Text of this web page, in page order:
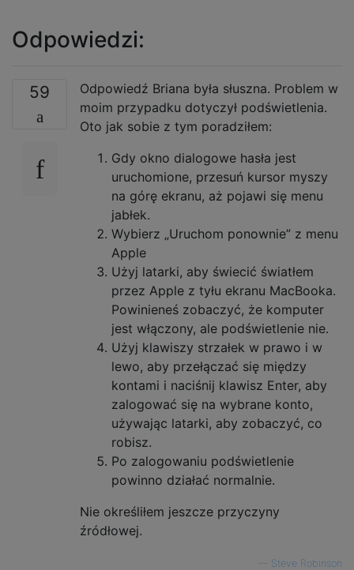
Odpowiedzi:
59
Odpowiedź Briana była słuszna. Problem w
moim przypadku dotyczył podświetlenia.
Oto jak sobie z tym poradziłem:
Gdy okno dialogowe hasła jest
uruchomione, przesuń kursor myszy
na górę ekranu, aż pojawi się menu
jabłek.
Wybierz „Uruchom ponownie” z menu
Apple
Użyj latarki, aby świecić światłem
przez Apple z tyłu ekranu MacBooka.
Powinieneś zobaczyć, że komputer
jest włączony, ale podświetlenie nie.
Użyj klawiszy strzałek w prawo i w
lewo, aby przełączać się między
kontami i naciśnij klawisz Enter, aby
zalogować się na wybrane konto,
używając latarki, aby zobaczyć, co
robisz.
Po zalogowaniu podświetlenie
powinno działać normalnie.
Nie określiłem jeszcze przyczyny
źródłowej.
Steve Robinson